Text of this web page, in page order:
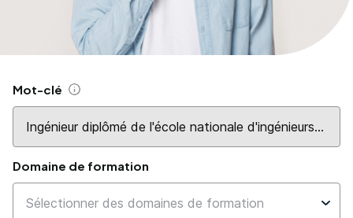
Mot-clé Aide
Domaine de formation